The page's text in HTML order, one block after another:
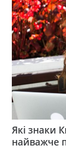
Які знаки
найважче